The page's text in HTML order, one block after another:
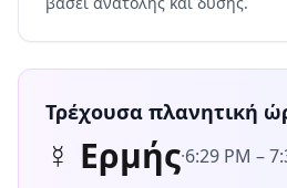
Τρέχουσα πλανητική
☿ Ερμής·6:29 PM –